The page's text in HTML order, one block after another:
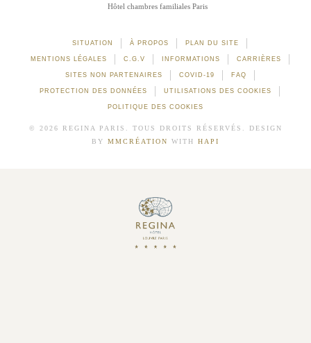
Hôtel chambres familiales Paris
SITUATION À PROPOS PLAN DU SITE
MENTIONS LÉGALES C.G.V INFORMATIONS CARRIÈRES
SITES NON PARTENAIRES COVID-19 FAQ
PROTECTION DES DONNÉES UTILISATIONS DES COOKIES
POLITIQUE DES COOKIES
© 2026 REGINA PARIS. TOUS DROITS RÉSERVÉS. DESIGN
BY MMCRÉATION WITH HAPI